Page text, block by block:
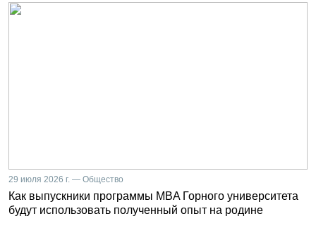
29 июля 2026 г. — Общество
Как выпускники программы MBA Горного университета
будут использовать полученный опыт на родине